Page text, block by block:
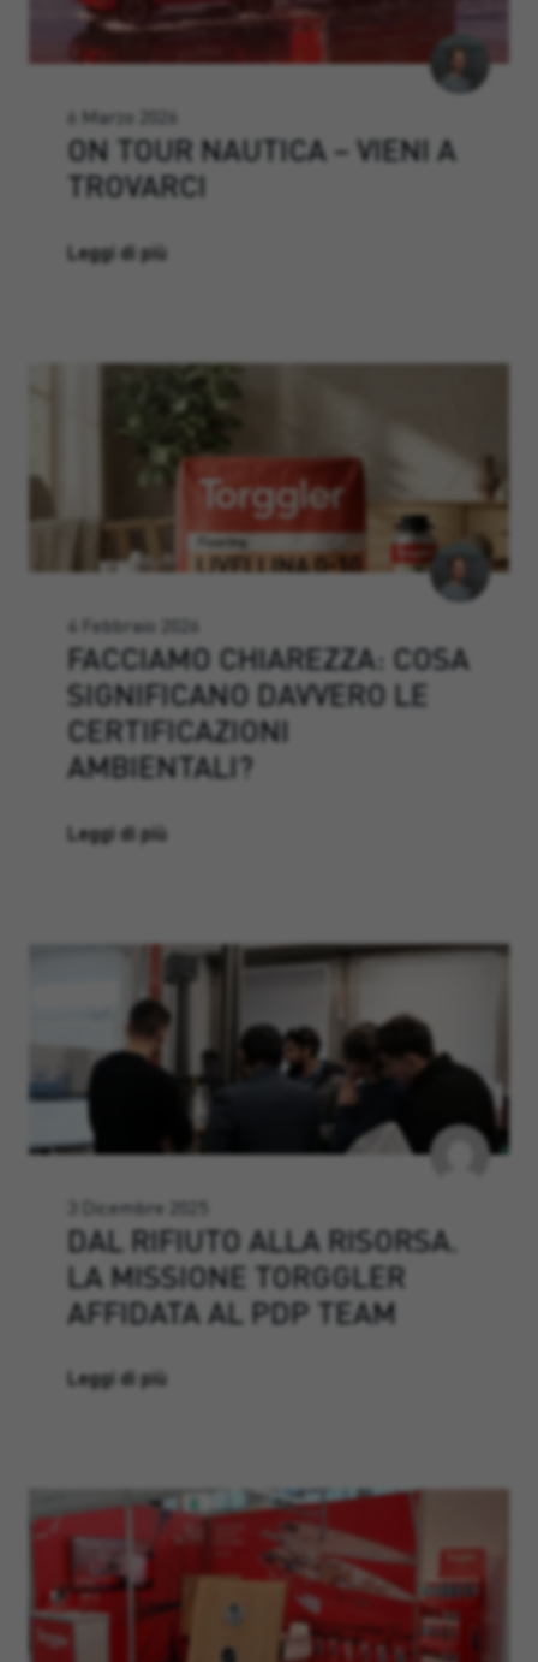
6 Marzo 2026
ON TOUR NAUTICA – VIENI A
TROVARCI
Leggi di più
4 Febbraio 2026
FACCIAMO CHIAREZZA: COSA
SIGNIFICANO DAVVERO LE
CERTIFICAZIONI
AMBIENTALI?
Leggi di più
3 Dicembre 2025
DAL RIFIUTO ALLA RISORSA.
LA MISSIONE TORGGLER
AFFIDATA AL PDP TEAM
Leggi di più